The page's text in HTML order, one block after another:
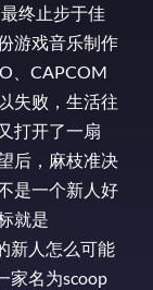
终止步于佳
游戏音乐制作
、CAPCOM
失败，生活往
打开了一扇
后，麻枝准决
是一个新人好
就是
新人怎么可能
家名为scoop